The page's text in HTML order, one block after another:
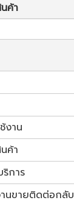
ค้า
งาน
ค้า
การ
นขายติดต่อกลับ